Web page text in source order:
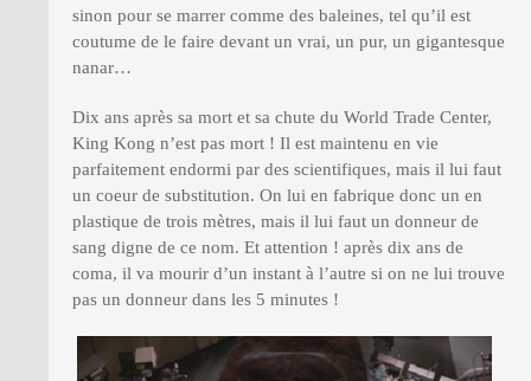
sinon pour se marrer comme des baleines, tel qu’il est
coutume de le faire devant un vrai, un pur, un gigantesque
nanar…
Dix ans après sa mort et sa chute du World Trade Center,
King Kong n’est pas mort ! Il est maintenu en vie
parfaitement endormi par des scientifiques, mais il lui faut
un coeur de substitution. On lui en fabrique donc un en
plastique de trois mètres, mais il lui faut un donneur de
sang digne de ce nom. Et attention ! après dix ans de
coma, il va mourir d’un instant à l’autre si on ne lui trouve
pas un donneur dans les 5 minutes !